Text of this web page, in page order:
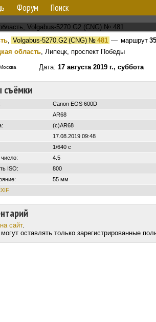
Форум Поиск
, Volgabus-5270.G2 (CNG)№ 481 — маршрут 35
область, Липецк, проспект Победы
Дата: 17 августа 2019 г., суббота
съёмки
Canon EOS 600D
AR68
(c)AR68
17.08.2019 09:48
1/640 с
4.5
ISO:
800
55 мм
сайт.
оставлять только зарегистрированные